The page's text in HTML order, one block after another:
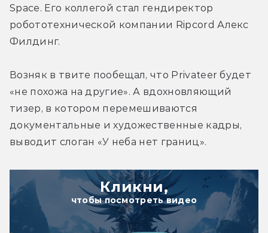
Space. Его коллегой стал гендиректор
робототехнической компании Ripcord Алекс
Филдинг.
Возняк в твите пообещал, что Privateer будет
«не похожа на другие». А вдохновляющий
тизер, в котором перемешиваются
документальные и художественные кадры,
выводит слоган «У неба нет границ».
Кликни,
чтобы посмотреть видео